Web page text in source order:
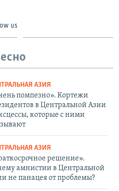
us
АЗИЯ
помпезно». Кортежи
в Центральной Азии
которые с ними
АЗИЯ
решение».
амнистии в Центральной
не панацея от проблемы?